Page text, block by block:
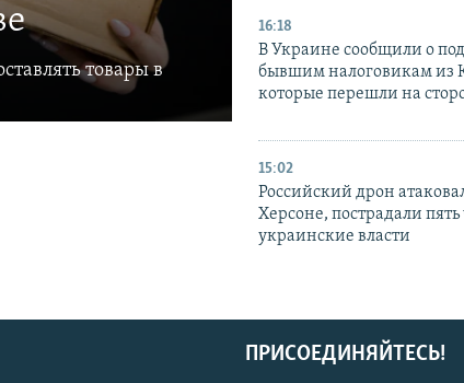
товары в
16:18
В Украине сообщили о
бывшим налоговикам из
которые перешли на
15:02
Российский дрон
Херсоне, пострадали пять
украинские власти
ПРИСОЕДИНЯЙТЕСЬ!